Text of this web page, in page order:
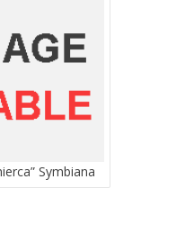
Symbiana